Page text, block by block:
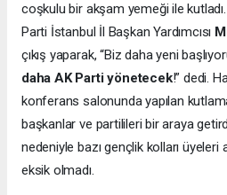
coşkulu bir akşam yemeği ile
Parti İstanbul İl Başkan Yardımcısı
çıkış yaparak, “Biz daha yeni
daha AK Parti yönetecek!” dedi.
konferans salonunda yapılan
başkanlar ve partilileri bir araya
nedeniyle bazı gençlik kolları üyeleri
eksik olmadı.